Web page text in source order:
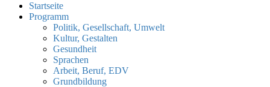
Startseite
Programm
Politik, Gesellschaft, Umwelt
Kultur, Gestalten
Gesundheit
Sprachen
Arbeit, Beruf, EDV
Grundbildung